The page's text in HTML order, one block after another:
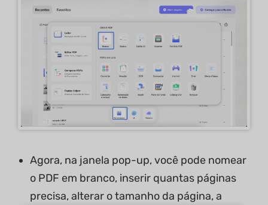
Agora, na janela pop-up, você pode nomear
o PDF em branco, inserir quantas páginas
precisa, alterar o tamanho da página, a